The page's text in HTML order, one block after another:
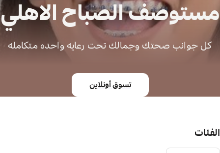
مستوصف الصباح الاهلي
كل جوانب صحتك وجمالك تحت رعايه واحده متكامله
تسوق أونلاين
الفئات